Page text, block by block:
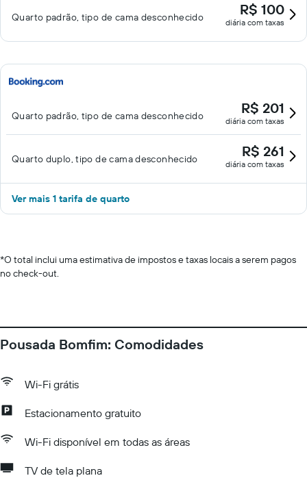
Quarto padrão, tipo de cama desconhecido R$ 100
diária com taxas
Quarto padrão, tipo de cama desconhecido R$ 201
diária com taxas
Quarto duplo, tipo de cama desconhecido R$ 261
diária com taxas
Ver mais 1 tarifa de quarto
*O total inclui uma estimativa de impostos e taxas locais a serem pagos
no check-out.
Pousada Bomfim: Comodidades
Wi-Fi grátis
Estacionamento gratuito
Wi-Fi disponível em todas as áreas
TV de tela plana